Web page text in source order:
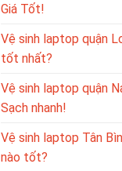
Giá Tốt!
Vệ sinh laptop quận
tốt nhất?
Vệ sinh laptop quận
Sạch nhanh!
Vệ sinh laptop Tân
nào tốt?